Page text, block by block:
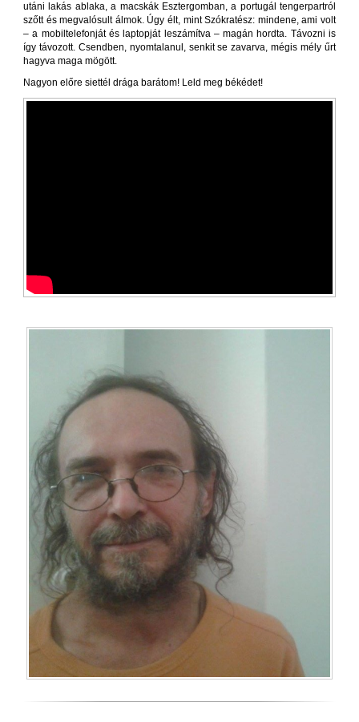
utáni lakás ablaka, a macskák Esztergomban, a portugál tengerpartról
szőtt és megvalósult álmok. Úgy élt, mint Szókratész: mindene, ami volt
– a mobiltelefonját és laptopját leszámítva – magán hordta. Távozni is
így távozott. Csendben, nyomtalanul, senkit se zavarva, mégis mély űrt
hagyva maga mögött.
Nagyon előre siettél drága barátom! Leld meg békédet!